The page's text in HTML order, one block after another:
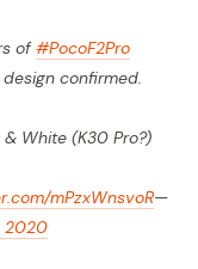
of#PocoF2Pro
confirmed.
White (K30 Pro?)
mPzxWnsvoR—
2020